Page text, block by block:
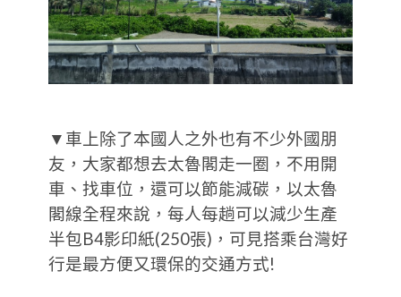
▼車上除了本國人之外也有不少外國朋
友，大家都想去太魯閣走一圈，不用開
車、找車位，還可以節能減碳，以太魯
閣線全程來說，每人每趟可以減少生產
半包B4影印紙(250張)，可見搭乘台灣好
行是最方便又環保的交通方式!